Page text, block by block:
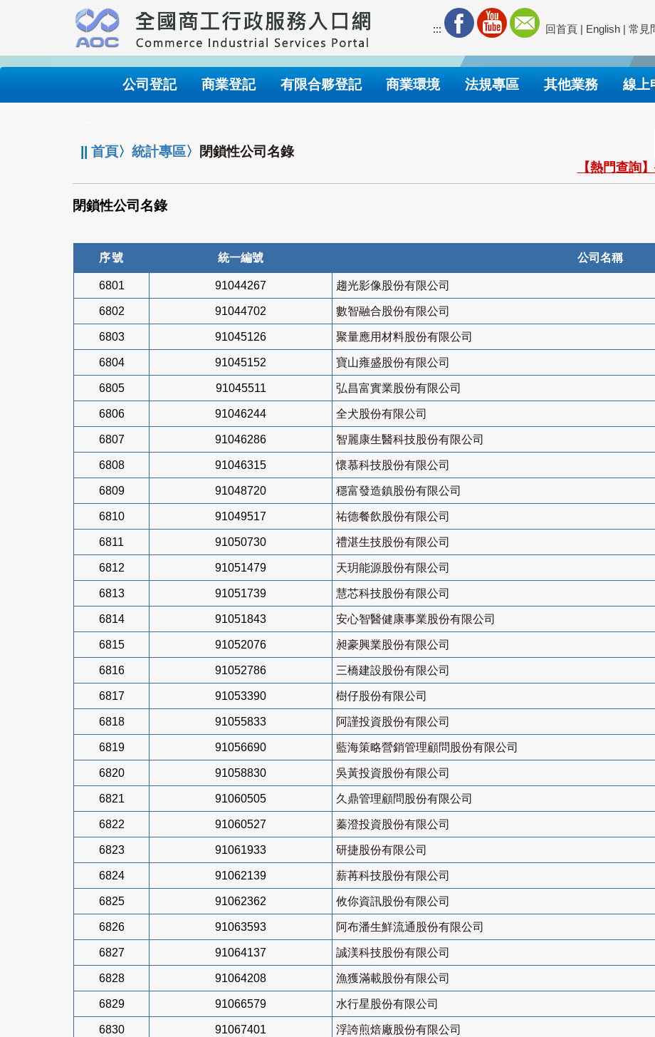
要
內
::: 回首頁 | English | 常見
公司登記 商業登記 有限合夥登記 商業環境 法規專區 其他業務 線上
||首頁〉統計專區〉 閉鎖性公司名錄
【熱門查詢
閉鎖性公司名錄
序號 統一編號 公司名稱
6801 91044267 趨光影像股份有限公司
6802 91044702 數智融合股份有限公司
6803 91045126 聚量應用材料股份有限公司
6804 91045152 寶山雍盛股份有限公司
6805 91045511 弘昌富實業股份有限公司
6806 91046244 全犬股份有限公司
6807 91046286 智麗康生醫科技股份有限公司
6808 91046315 懷慕科技股份有限公司
6809 91048720 穩富發造鎮股份有限公司
6810 91049517 祐德餐飲股份有限公司
6811 91050730 禮湛生技股份有限公司
6812 91051479 天玥能源股份有限公司
6813 91051739 慧芯科技股份有限公司
6814 91051843 安心智醫健康事業股份有限公司
6815 91052076 昶豪興業股份有限公司
6816 91052786 三橋建設股份有限公司
6817 91053390 樹仔股份有限公司
6818 91055833 阿謹投資股份有限公司
6819 91056690 藍海策略營銷管理顧問股份有限公司
6820 91058830 吳黃投資股份有限公司
6821 91060505 久鼎管理顧問股份有限公司
6822 91060527 蓁澄投資股份有限公司
6823 91061933 研捷股份有限公司
6824 91062139 薪苒科技股份有限公司
6825 91062362 攸你資訊股份有限公司
6826 91063593 阿布潘生鮮流通股份有限公司
6827 91064137 誠渼科技股份有限公司
6828 91064208 漁獲滿載股份有限公司
6829 91066579 水行星股份有限公司
6830 91067401 浮誇煎焙廠股份有限公司